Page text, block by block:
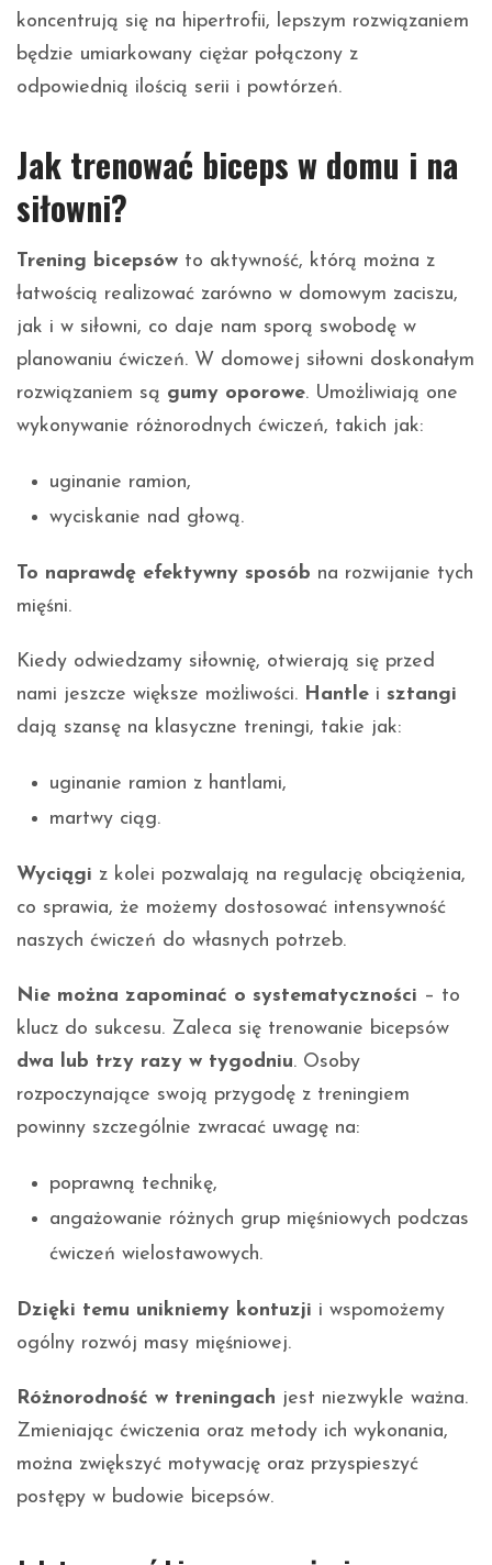
koncentrują się na hipertrofii, lepszym rozwiązaniem
będzie umiarkowany ciężar połączony z
odpowiednią ilością serii i powtórzeń.
Jak trenować biceps w domu i na
siłowni?
Trening bicepsów to aktywność, którą można z
łatwością realizować zarówno w domowym zaciszu,
jak i w siłowni, co daje nam sporą swobodę w
planowaniu ćwiczeń. W domowej siłowni doskonałym
rozwiązaniem są gumy oporowe. Umożliwiają one
wykonywanie różnorodnych ćwiczeń, takich jak:
uginanie ramion,
wyciskanie nad głową.
To naprawdę efektywny sposób na rozwijanie tych
mięśni.
Kiedy odwiedzamy siłownię, otwierają się przed
nami jeszcze większe możliwości. Hantle i sztangi
dają szansę na klasyczne treningi, takie jak:
uginanie ramion z hantlami,
martwy ciąg.
Wyciągi z kolei pozwalają na regulację obciążenia,
co sprawia, że możemy dostosować intensywność
naszych ćwiczeń do własnych potrzeb.
Nie można zapominać o systematyczności – to
klucz do sukcesu. Zaleca się trenowanie bicepsów
dwa lub trzy razy w tygodniu. Osoby
rozpoczynające swoją przygodę z treningiem
powinny szczególnie zwracać uwagę na:
poprawną technikę,
angażowanie różnych grup mięśniowych podczas
ćwiczeń wielostawowych.
Dzięki temu unikniemy kontuzji i wspomożemy
ogólny rozwój masy mięśniowej.
Różnorodność w treningach jest niezwykle ważna.
Zmieniając ćwiczenia oraz metody ich wykonania,
można zwiększyć motywację oraz przyspieszyć
postępy w budowie bicepsów.